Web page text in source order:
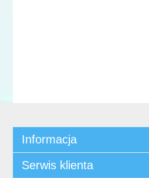
Informacja
Serwis klienta